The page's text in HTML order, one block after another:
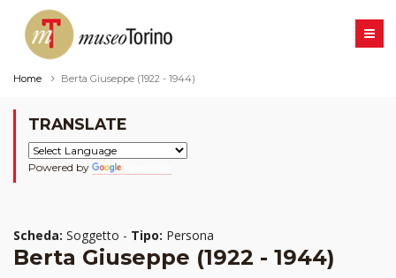
Home Berta Giuseppe (1922 - 1944)
TRANSLATE
Powered by
Scheda: Soggetto - Tipo: Persona
Berta Giuseppe (1922 - 1944)